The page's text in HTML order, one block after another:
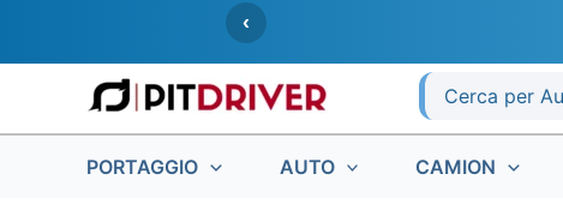
‹
Ricerca
per:
PORTAGGIO AUTO CAMION